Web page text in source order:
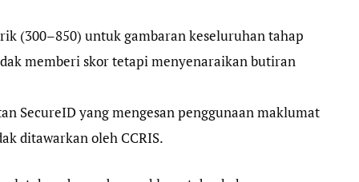
(300–850) untuk gambaran keseluruhan tahap
memberi skor tetapi menyenaraikan butiran
SecureID yang mengesan penggunaan maklumat
ditawarkan oleh CCRIS.